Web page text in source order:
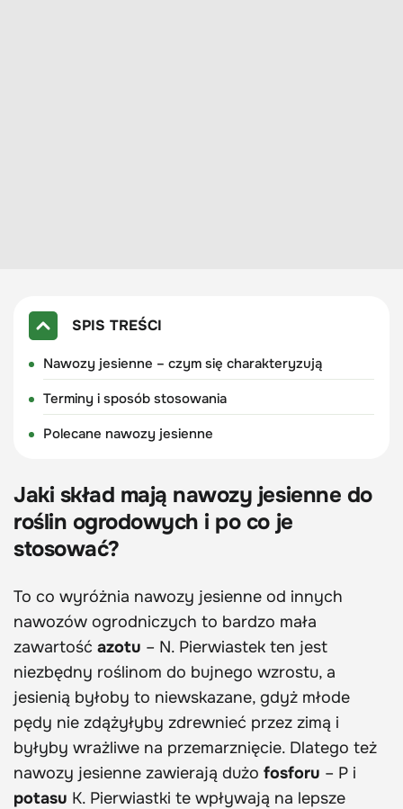
SPIS TREŚCI
Nawozy jesienne – czym się charakteryzują
Terminy i sposób stosowania
Polecane nawozy jesienne
Jaki skład mają nawozy jesienne do
roślin ogrodowych i po co je
stosować?
To co wyróżnia nawozy jesienne od innych
nawozów ogrodniczych to bardzo mała
zawartość azotu – N. Pierwiastek ten jest
niezbędny roślinom do bujnego wzrostu, a
jesienią byłoby to niewskazane, gdyż młode
pędy nie zdążyłyby zdrewnieć przez zimą i
byłyby wrażliwe na przemarznięcie. Dlatego też
nawozy jesienne zawierają dużo fosforu – P i
potasu K. Pierwiastki te wpływają na lepsze